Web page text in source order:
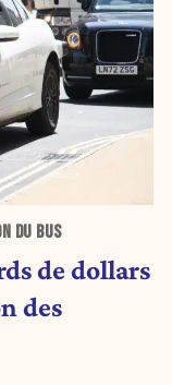
DU BUS
de dollars
des